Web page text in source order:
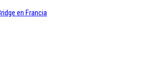
en Francia